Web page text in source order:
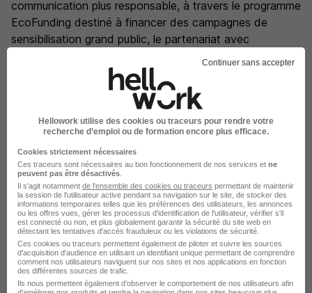
communication plus responsable, à travers le programme
EcoFunding destiné à financer des campagnes de
sensibilisation grand public, le partenariat avec
Goodeed, ou l'offre EcoRespons'Ad visant à valoriser
les initiatives positives des marques.
La carte
92100 Boulogne-Billancourt
Localiser le poste
Publiée le 11/07/2026 - Réf : 1370072733
Continuer sans accepter
Hellowork utilise des cookies ou traceurs pour rendre votre
recherche d’emploi ou de formation encore plus efficace.
Cookies strictement nécessaires
Ces traceurs sont nécessaires au bon fonctionnement de nos services et ne
peuvent pas être désactivés
Il s'agit notamment de l'ensemble des cookies ou traceurs permettant de maintenir
la session de l'utilisateur active pendant sa navigation sur le site, de stocker des
informations temporaires telles que les préférences des utilisateurs, les annonces
ou les offres vues, gérer les processus d'identification de l'utilisateur, vérifier s'il
est connecté ou non, et plus globalement garantir la sécurité du site web en
détectant les tentatives d'accès frauduleux ou les violations de sécurité.
Ces cookies ou traceurs permettent également de piloter et suivre les sources
d'acquisition d'audience en utilisant un identifiant unique permettant de comprendre
comment nos utilisateurs naviguent sur nos sites et nos applications en fonction
des différentes sources de trafic.
Ils nous permettent également d’observer le comportement de nos utilisateurs afin